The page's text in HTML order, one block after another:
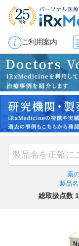
ご利用案内
薬
製品
総取扱点数